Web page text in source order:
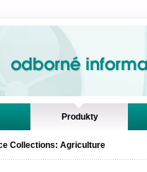
informace. Online.
Produkty
Collections: Agriculture